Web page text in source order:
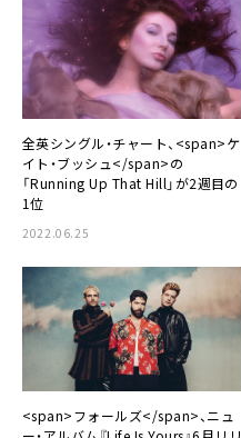
全英シングル・チャート、<span>ケ
イト・ブッシュ</span>の
「Running Up That Hill」が2週目の
1位
2022.06.25
<span>フォールズ</span>、ニュ